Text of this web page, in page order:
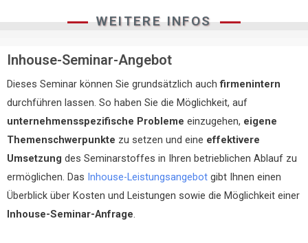
WEITERE INFOS
Inhouse-Seminar-Angebot
Dieses Seminar können Sie grundsätzlich auchfirmenintern
durchführen lassen. So haben Sie die Möglichkeit, auf
unternehmensspezifische Probleme einzugehen, eigene
Themenschwerpunkte zu setzen und eine effektivere
Umsetzung des Seminarstoffes in Ihren betrieblichen Ablauf zu
ermöglichen. Das Inhouse-Leistungsangebot gibt Ihnen einen
Überblick über Kosten und Leistungen sowie die Möglichkeit einer
Inhouse-Seminar-Anfrage.